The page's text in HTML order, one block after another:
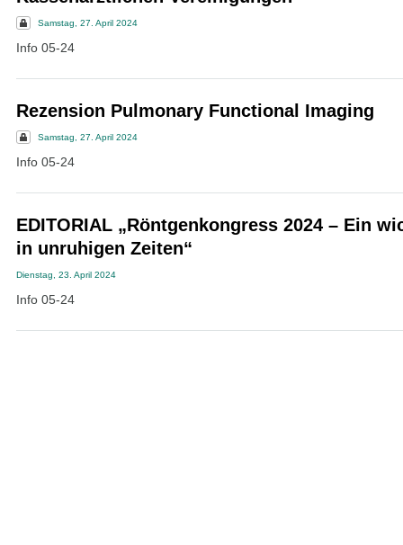
Samstag, 27. April 2024
Info 05-24
Rezension Pulmonary Functional Imaging
Samstag, 27. April 2024
Info 05-24
EDITORIAL „Röntgenkongress 2024 – Ein
in unruhigen Zeiten“
Dienstag, 23. April 2024
Info 05-24